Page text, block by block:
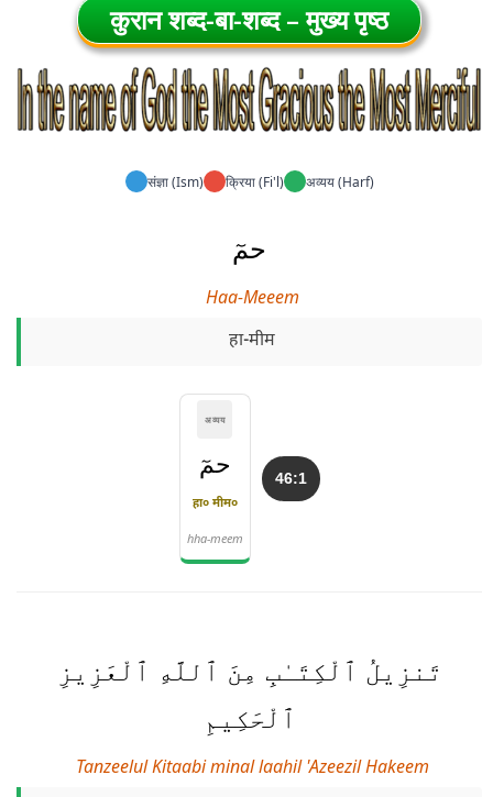
कुरान शब्द-बा-शब्द – मुख्य पृष्ठ
संज्ञा (Ism) क्रिया (Fi'l) अव्यय (Harf)
حمٓ
Haa-Meeem
हा-मीम
46:1
अव्यय
حمٓ
हा० मीम०
hha-meem
تَنزِيلُ ٱلْكِتَـٰبِ مِنَ ٱللَّهِ ٱلْعَزِيزِ
ٱلْحَكِيمِ
Tanzeelul Kitaabi minal laahil 'Azeezil Hakeem